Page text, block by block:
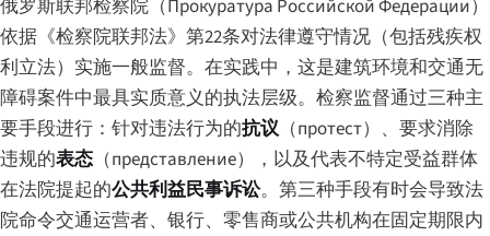
俄罗斯联邦检察院（Прокуратура Российской Федерации）
依据《检察院联邦法》第22条对法律遵守情况（包括残疾权
利立法）实施一般监督。在实践中，这是建筑环境和交通无
障碍案件中最具实质意义的执法层级。检察监督通过三种主
要手段进行：针对违法行为的抗议（протест）、要求消除
违规的表态 （представление），以及代表不特定受益群体
在法院提起的公共利益民事诉讼。第三种手段有时会导致法
院命令交通运营者、银行、零售商或公共机构在固定期限内